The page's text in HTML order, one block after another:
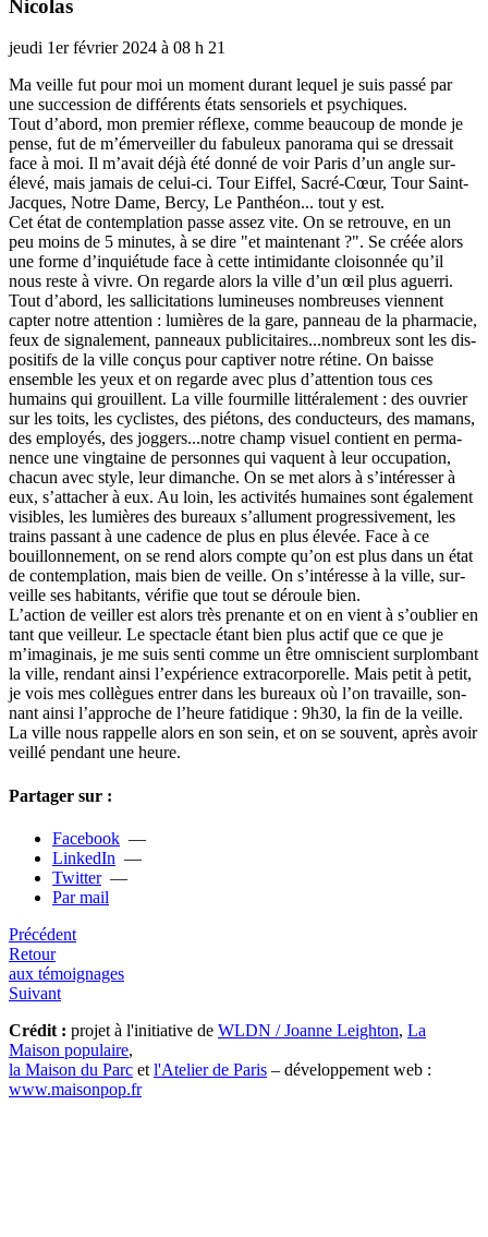
Nicolas
jeudi 1er février 2024 à 08 h 21
Ma veille fut pour moi un moment durant lequel je suis passé par
une suc­ces­sion de dif­fé­rents états sen­so­riels et psy­chi­ques.
Tout d’abord, mon pre­mier réflexe, comme beau­coup de monde je
pense, fut de m’émerveiller du fabu­leux pano­rama qui se dres­sait
face à moi. Il m’avait déjà été donné de voir Paris d’un angle sur-
élevé, mais jamais de celui-ci. Tour Eiffel, Sacré-Cœur, Tour Saint-
Jacques, Notre Dame, Bercy, Le Panthéon... tout y est.
Cet état de contem­pla­tion passe assez vite. On se retrouve, en un
peu moins de 5 minu­tes, à se dire "et main­te­nant ?". Se créée alors
une forme d’inquié­tude face à cette inti­mi­dante cloi­son­née qu’il
nous reste à vivre. On regarde alors la ville d’un œil plus aguerri.
Tout d’abord, les sal­li­ci­ta­tions lumi­neu­ses nom­breu­ses vien­nent
capter notre atten­tion : lumiè­res de la gare, pan­neau de la phar­ma­cie,
feux de signa­le­ment, pan­neaux publi­ci­tai­res...nom­breux sont les dis­
po­si­tifs de la ville conçus pour cap­ti­ver notre rétine. On baisse
ensem­ble les yeux et on regarde avec plus d’atten­tion tous ces
humains qui grouillent. La ville four­mille lit­té­ra­le­ment : des ouvrier
sur les toits, les cyclis­tes, des pié­tons, des conduc­teurs, des mamans,
des employés, des jog­gers...notre champ visuel contient en per­ma­
nence une ving­taine de per­son­nes qui vaquent à leur occu­pa­tion,
chacun avec style, leur diman­che. On se met alors à s’inté­res­ser à
eux, s’atta­cher à eux. Au loin, les acti­vi­tés humai­nes sont également
visi­bles, les lumiè­res des bureaux s’allu­ment pro­gres­si­ve­ment, les
trains pas­sant à une cadence de plus en plus élevée. Face à ce
bouillon­ne­ment, on se rend alors compte qu’on est plus dans un état
de contem­pla­tion, mais bien de veille. On s’inté­resse à la ville, sur­
veille ses habi­tants, véri­fie que tout se déroule bien.
L’action de veiller est alors très pre­nante et on en vient à s’oublier en
tant que veilleur. Le spec­ta­cle étant bien plus actif que ce que je
m’ima­gi­nais, je me suis senti comme un être omni­scient sur­plom­bant
la ville, ren­dant ainsi l’expé­rience extracor­po­relle. Mais petit à petit,
je vois mes col­lè­gues entrer dans les bureaux où l’on tra­vaille, son­
nant ainsi l’appro­che de l’heure fati­di­que : 9h30, la fin de la veille.
La ville nous rap­pelle alors en son sein, et on se sou­vent, après avoir
veillé pen­dant une heure.
Partager sur :
Facebook —
LinkedIn —
Twitter—
Par mail
Précédent
Retour
aux témoignages
Suivant
Crédit : projet à l'initiative de WLDN / Joanne Leighton, La
Maison populaire,
la Maison du Parc et l'Atelier de Paris – développement web :
www.maisonpop.fr